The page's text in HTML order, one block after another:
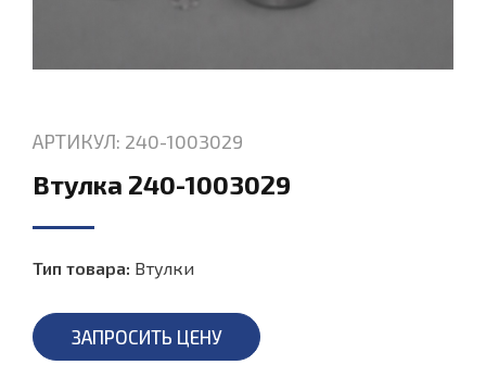
АРТИКУЛ: 240-1003029
Втулка 240-1003029
Тип товара: Втулки
ЗАПРОСИТЬ ЦЕНУ